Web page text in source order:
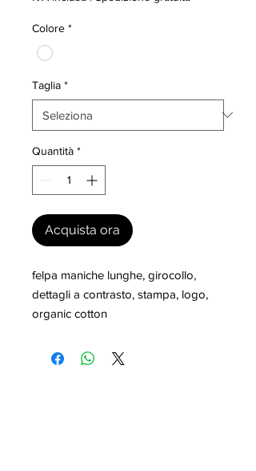
Colore *
Taglia *
Quantità *
Acquista ora
felpa maniche lunghe, girocollo,
dettagli a contrasto, stampa, logo,
organic cotton